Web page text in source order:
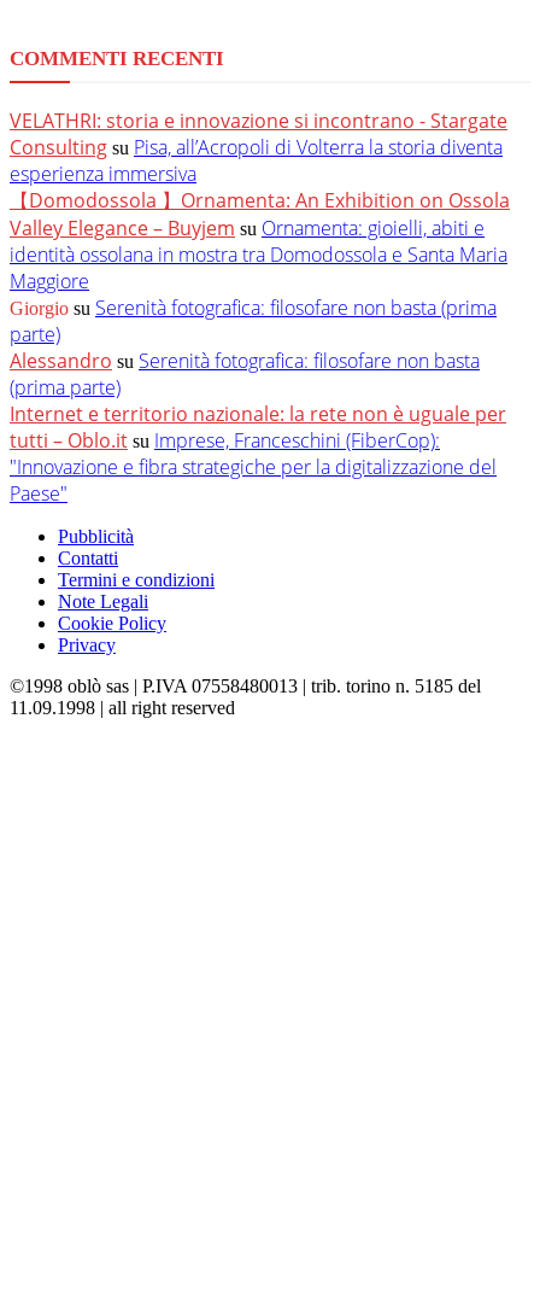
COMMENTI RECENTI
VELATHRI: storia e innovazione si incontrano - Stargate
Consulting su Pisa, all’Acropoli di Volterra la storia diventa
esperienza immersiva
【Domodossola 】Ornamenta: An Exhibition on Ossola
Valley Elegance – Buyjem su Ornamenta: gioielli, abiti e
identità ossolana in mostra tra Domodossola e Santa Maria
Maggiore
Giorgio su Serenità fotografica: filosofare non basta (prima
parte)
Alessandro su Serenità fotografica: filosofare non basta
(prima parte)
Internet e territorio nazionale: la rete non è uguale per
tutti – Oblo.it su Imprese, Franceschini (FiberCop):
"Innovazione e fibra strategiche per la digitalizzazione del
Paese"
Pubblicità
Contatti
Termini e condizioni
Note Legali
Cookie Policy
Privacy
©1998 oblò sas | P.IVA 07558480013 | trib. torino n. 5185 del
11.09.1998 | all right reserved